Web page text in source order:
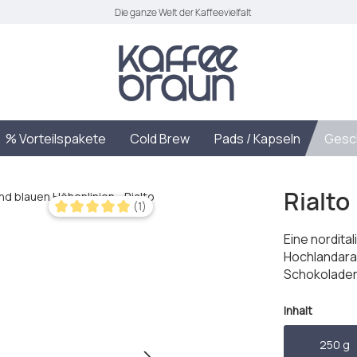
Die ganze Welt der Kaffeevielfalt
% Vorteilspakete Cold Brew Pads / Kapseln
Durchschnittliche Bewertung von 5 von 5 Sternen
(1) Rialto
Eine
Inhalt
250 g